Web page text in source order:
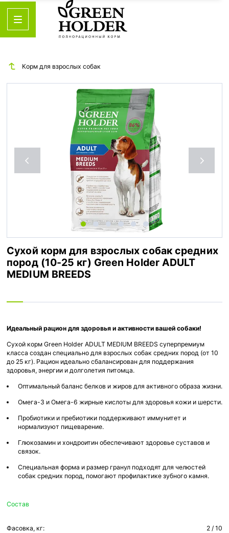
Корм для взрослых собак
Сухой корм для взрослых собак средних
пород (10-25 кг) Green Holder ADULT
MEDIUM BREEDS
Идеальный рацион для здоровья и активности вашей собаки!
Сухой корм Green Holder ADULT MEDIUM BREEDS суперпремиум
класса создан специально для взрослых собак средних пород (от 10
до 25 кг). Рацион идеально сбалансирован для поддержания
здоровья, энергии и долголетия питомца.
Оптимальный баланс белков и жиров для активного образа жизни.
Омега-3 и Омега-6 жирные кислоты для здоровья кожи и шерсти.
Пробиотики и пребиотики поддерживают иммунитет и
нормализуют пищеварение.
Глюкозамин и хондроитин обеспечивают здоровье суставов и
связок.
Специальная форма и размер гранул подходят для челюстей
собак средних пород, помогают профилактике зубного камня.
Состав
Фасовка, кг: 2 / 10